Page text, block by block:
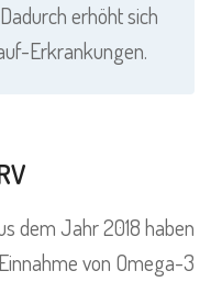
erhöht sich
Erkrankungen.
dem Jahr 2018 haben
von Omega-3